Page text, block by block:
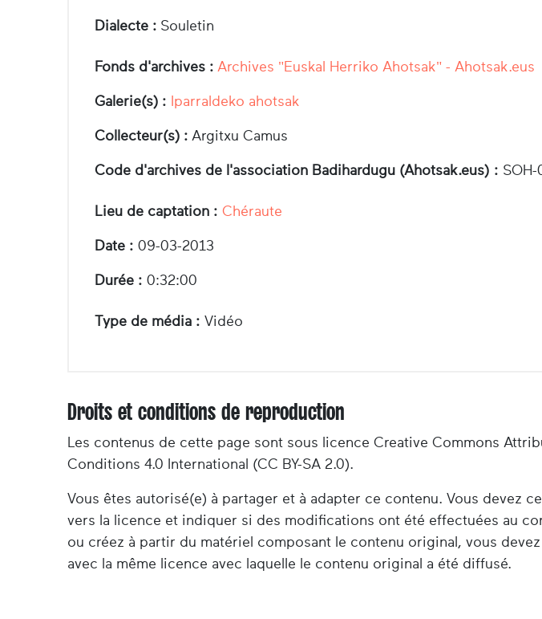
Dialecte : Souletin
Fonds d'archives : Archives "Euskal Herriko Ahotsak" - Ahotsak.eus
Galerie(s) : Iparraldeko ahotsak
Collecteur(s) : Argitxu Camus
Code d'archives de l'association Badihardugu (Ahotsak.eus) : SOH-
Lieu de captation : Chéraute
Date : 09-03-2013
Durée : 0:32:00
Type de média : Vidéo
Droits et conditions de reproduction
Les contenus de cette page sont sous licence Creative Commons
Conditions 4.0 International (CC BY-SA 2.0).
Vous êtes autorisé(e) à partager et à adapter ce contenu. Vous devez
vers la licence et indiquer si des modifications ont été effectuées au
ou créez à partir du matériel composant le contenu original, vous
avec la même licence avec laquelle le contenu original a été diffusé.